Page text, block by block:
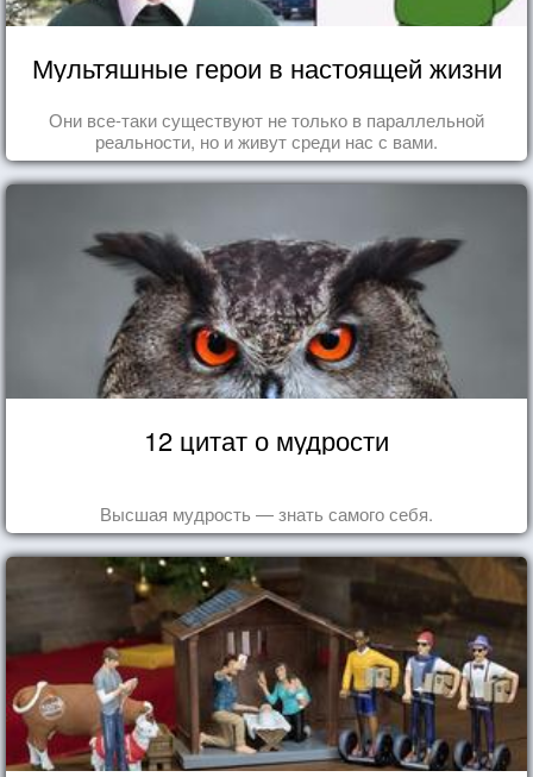
Мультяшные герои в настоящей жизни
Они все-таки существуют не только в параллельной
реальности, но и живут среди нас с вами.
12 цитат о мудрости
Высшая мудрость — знать самого себя.